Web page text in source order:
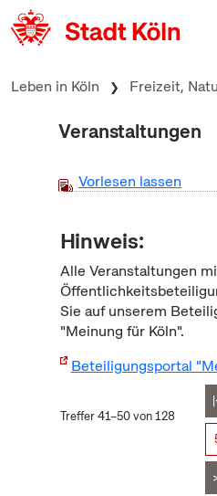
zum Inhalt springen
Leben in Köln Freizeit,
Veranstaltungen
Vorlesen lassen
Hinweis:
Alle Veranstaltungen
Sie auf unserem
"Meinung für Köln".
Beteiligungsportal
Treffer 41–50 von 128